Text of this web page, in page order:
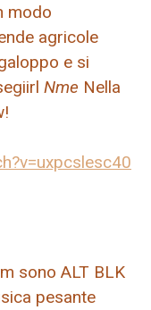
modo
agricole
e si
Nme Nella
sono ALT BLK
pesante